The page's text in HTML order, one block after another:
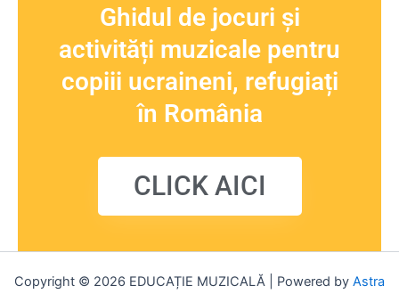
Ghidul de jocuri și
activități muzicale pentru
copiii ucraineni, refugiați
în România
CLICK AICI
Copyright © 2026 EDUCAȚIE MUZICALĂ | Powered by Astra